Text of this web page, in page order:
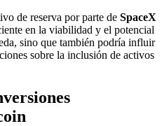
de reserva por parte de SpaceX
en la viabilidad y el potencial
sino que también podría influir
sobre la inclusión de activos